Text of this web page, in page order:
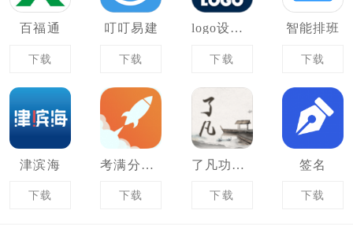
百福通
下载
叮叮易建
下载
logo设计助手
下载
智能排班
下载
津滨海
下载
考满分词汇
下载
了凡功过格
下载
签名
下载